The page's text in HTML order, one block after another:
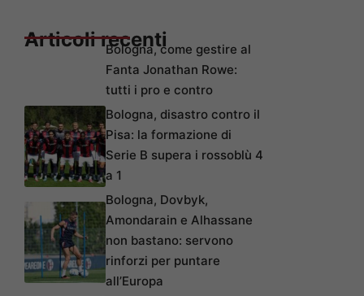
Articoli recentiBologna, come gestire al
Fanta Jonathan Rowe:
tutti i pro e contro
Bologna, disastro contro il
Pisa: la formazione di
Serie B supera i rossoblù 4
a 1
Bologna, Dovbyk,
Amondarain e Alhassane
non bastano: servono
rinforzi per puntare
all’Europa